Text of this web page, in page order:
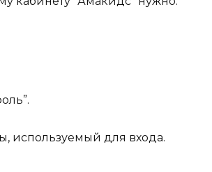
используемый для входа.